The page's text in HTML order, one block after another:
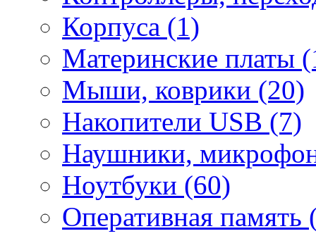
Корпуса (1)
Материнские платы
Мыши, коврики (20)
Накопители USB (7)
Наушники,
Ноутбуки (60)
Оперативная память